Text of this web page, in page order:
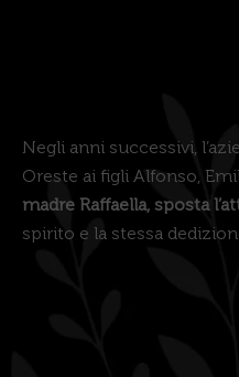
Negli anni successivi,
Oreste ai figli Alfonso,
madre Raffaella, sposta
spirito e la stessa